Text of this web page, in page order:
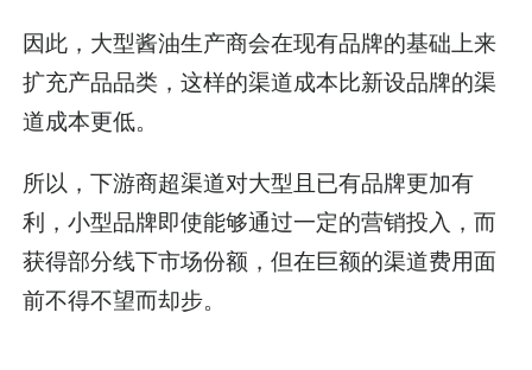
因此，大型酱油生产商会在现有品牌的基础上来
扩充产品品类，这样的渠道成本比新设品牌的渠
道成本更低。
所以，下游商超渠道对大型且已有品牌更加有
利，小型品牌即使能够通过一定的营销投入，而
获得部分线下市场份额，但在巨额的渠道费用面
前不得不望而却步。